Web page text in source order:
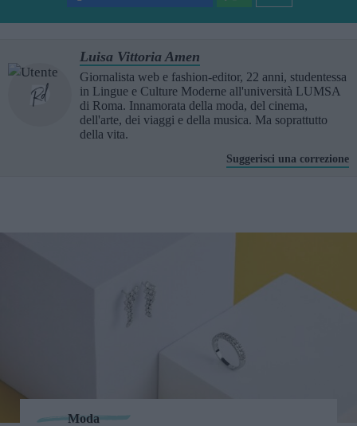
Luisa Vittoria Amen
Giornalista web e fashion-editor, 22 anni, studentessa
in Lingue e Culture Moderne all'università LUMSA
di Roma. Innamorata della moda, del cinema,
dell'arte, dei viaggi e della musica. Ma soprattutto
della vita.
Suggerisci una correzione
Moda